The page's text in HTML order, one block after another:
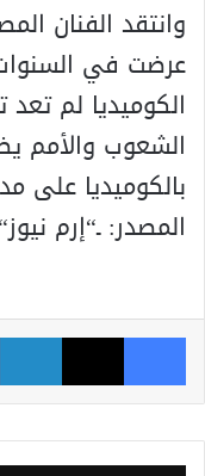
وانتقد الفنان
عرضت في
الكوميديا لم
الشعوب والأمم
بالكوميديا على
المصدر: ـ“إرم نيوز“
فيسبوك ‫X